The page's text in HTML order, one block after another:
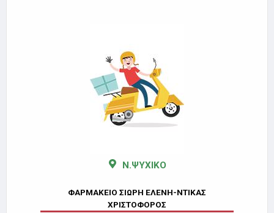
Ν.ΨΥΧΙΚΟ
ΦΑΡΜΑΚΕΙΟ ΣΙΩΡΗ ΕΛΕΝΗ-ΝΤΙΚΑΣ
ΧΡΙΣΤΟΦΟΡΟΣ